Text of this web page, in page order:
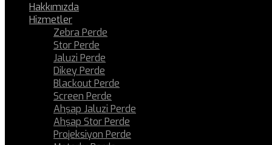
Hakkımızda
Hizmetler
Zebra Perde
Stor Perde
Jaluzi Perde
Dikey Perde
Blackout Perde
Screen Perde
Ahşap Jaluzi Perde
Ahşap Stor Perde
Projeksiyon Perde